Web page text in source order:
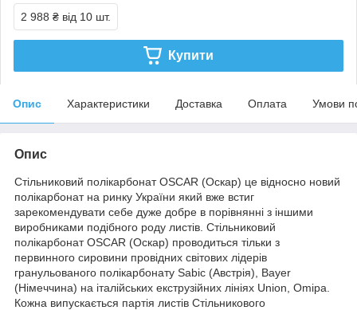
2 988 ₴ від 10 шт.
Купити
Опис Характеристики Доставка Оплата Умови
Опис
Стільниковий полікарбонат OSCAR (Оскар) це відносно новий
полікарбонат на ринку України який вже встиг
зарекомендувати себе дуже добре в порівнянні з іншими
виробниками подібного роду листів. Стільниковий
полікарбонат OSCAR (Оскар) проводиться тільки з
первинного сировини провідних світових лідерів
гранульованого полікарбонату Sabic (Австрія), Bayer
(Німеччина) на італійських екструзійних лініях Union, Omipa.
Кожна випускається партія листів Стільникового